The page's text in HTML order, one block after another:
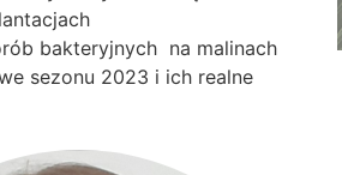
bakteryjnych na malinach
sezonu 2023 i ich realne